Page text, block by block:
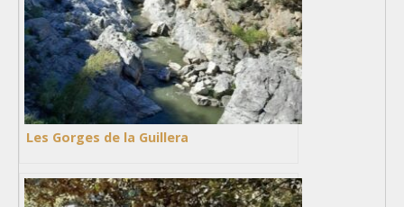
Les Gorges de la Guillera